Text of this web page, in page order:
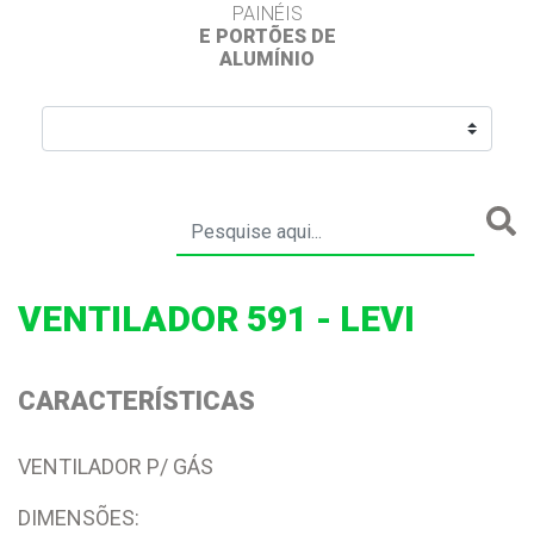
PAINÉIS
E PORTÕES DE
ALUMÍNIO
VENTILADOR 591 - LEVI
CARACTERÍSTICAS
VENTILADOR P/ GÁS
DIMENSÕES: